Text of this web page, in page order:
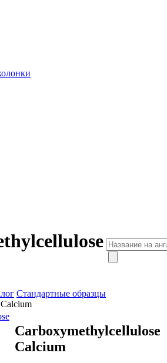
Стандартные образцы
Carboxymethylcellulose
Calcium